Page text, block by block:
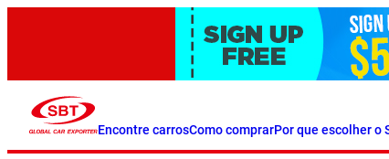
Encontre carrosComo comprarPor que escolher o